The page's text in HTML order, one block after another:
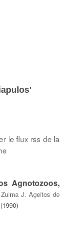
le flux rss de la
Agnotozoos,
Zulma J. Ageitos de